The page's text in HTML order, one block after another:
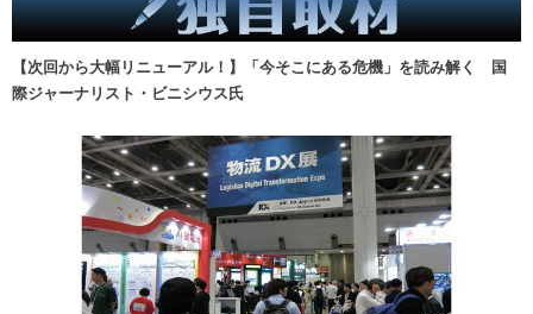
【次回から大幅リニューアル！】「今そこにある危機」を読み解く 国
際ジャーナリスト・ビニシウス氏